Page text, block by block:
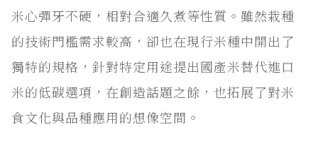
米心彈牙不硬，相對合適久煮等性質。雖然栽種
的技術門檻需求較高，卻也在現行米種中開出了
獨特的規格，針對特定用途提出國產米替代進口
米的低碳選項，在創造話題之餘，也拓展了對米
食文化與品種應用的想像空間。